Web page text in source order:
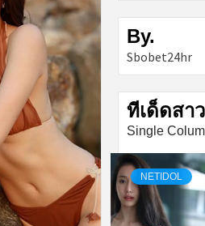
By.
Sbobet24hr
ทีเด็ดสา
Single
NETIDOL